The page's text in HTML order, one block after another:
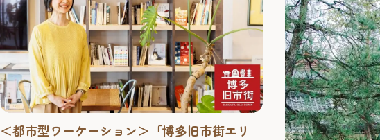
＜都市型ワーケーション＞「博多旧市街エリ